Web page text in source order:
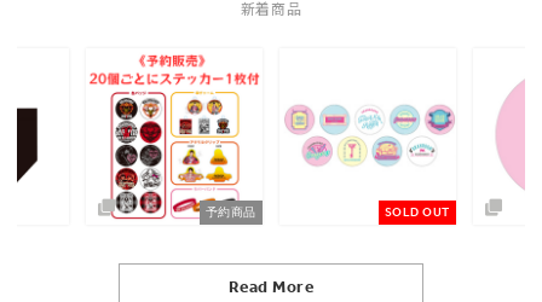
新着商品
予約商品 SOLD OUT
Read More